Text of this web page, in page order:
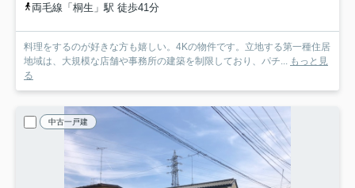
両毛線「桐生」駅 徒歩41分
料理をするのが好きな方も嬉しい。4Kの物件です。立地する第一種住居
地域は、大規模な店舗や事務所の建築を制限しており、パチ...
もっと見
る
中古一戸建